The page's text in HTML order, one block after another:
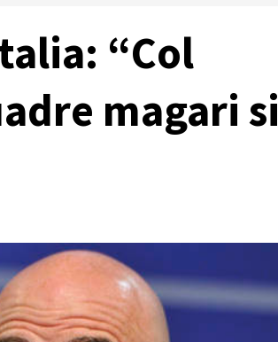
“Col
magari si